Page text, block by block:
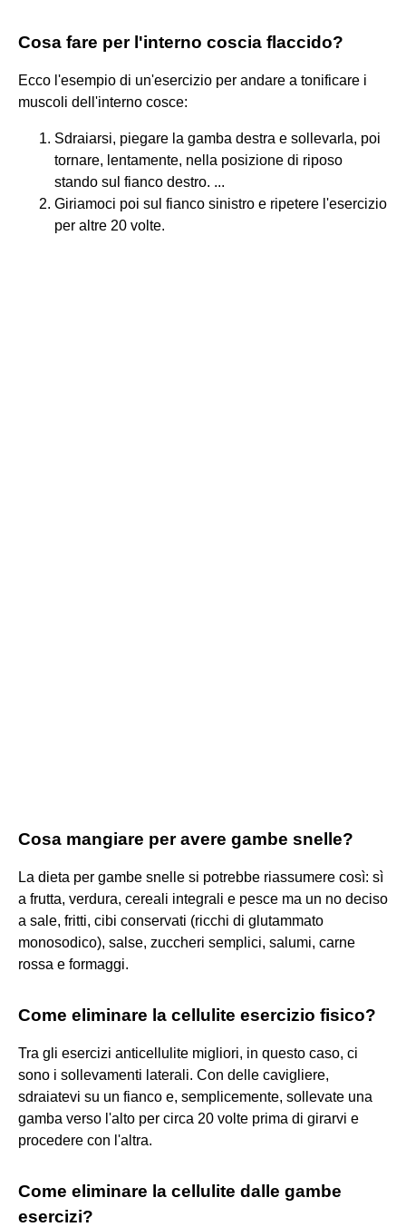
Cosa fare per l'interno coscia flaccido?
Ecco l'esempio di un'esercizio per andare a tonificare i
muscoli dell'interno cosce:
Sdraiarsi, piegare la gamba destra e sollevarla, poi
tornare, lentamente, nella posizione di riposo
stando sul fianco destro. ...
Giriamoci poi sul fianco sinistro e ripetere l'esercizio
per altre 20 volte.
Cosa mangiare per avere gambe snelle?
La dieta per gambe snelle si potrebbe riassumere così: sì
a frutta, verdura, cereali integrali e pesce ma un no deciso
a sale, fritti, cibi conservati (ricchi di glutammato
monosodico), salse, zuccheri semplici, salumi, carne
rossa e formaggi.
Come eliminare la cellulite esercizio fisico?
Tra gli esercizi anticellulite migliori, in questo caso, ci
sono i sollevamenti laterali. Con delle cavigliere,
sdraiatevi su un fianco e, semplicemente, sollevate una
gamba verso l'alto per circa 20 volte prima di girarvi e
procedere con l'altra.
Come eliminare la cellulite dalle gambe
esercizi?